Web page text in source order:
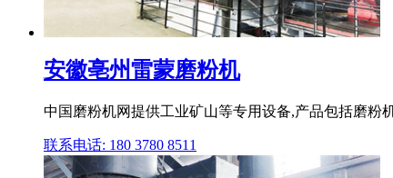
安徽亳州雷蒙磨粉机
中国磨粉机网提供工业矿山等专用设备,产品包括磨粉
联系电话: 180 3780 8511